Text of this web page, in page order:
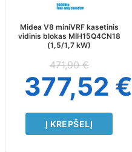
Midea V8 miniVRF kasetinis
vidinis blokas MIH15Q4CN18
(1,5/1,7 kW)
471,90€
377,52 €
Į KREPŠELĮ